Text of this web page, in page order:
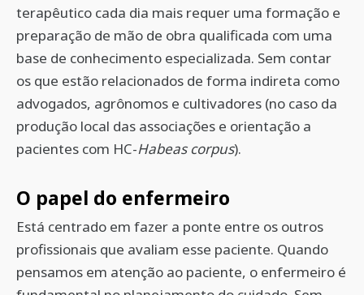
terapêutico cada dia mais requer uma formação e
preparação de mão de obra qualificada com uma
base de conhecimento especializada. Sem contar
os que estão relacionados de forma indireta como
advogados, agrônomos e cultivadores (no caso da
produção local das associações e orientação a
pacientes com HC-Habeas corpus).
O papel do enfermeiro
Está centrado em fazer a ponte entre os outros
profissionais que avaliam esse paciente. Quando
pensamos em atenção ao paciente, o enfermeiro é